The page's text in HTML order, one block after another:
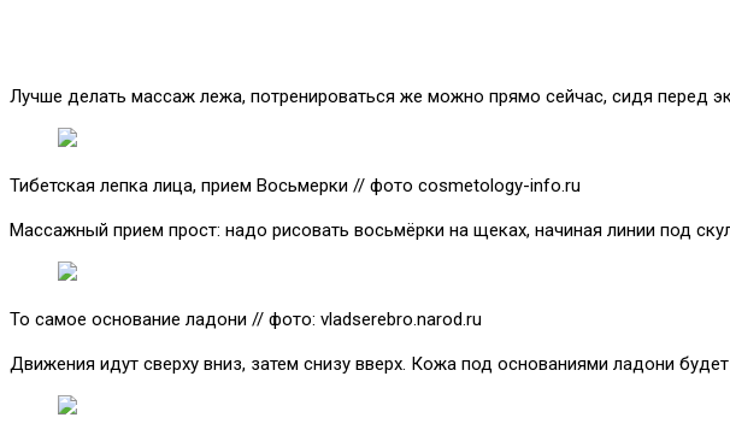
Лучше делать массаж лежа, потренироваться же можно прямо сейчас, сидя перед
Тибетская лепка лица, прием Восьмерки // фото cosmetology-info.ru
Массажный прием прост: надо рисовать восьмёрки на щеках, начиная линии под
То самое основание ладони // фото: vladserebro.narod.ru
Движения идут сверху вниз, затем снизу вверх. Кожа под основаниями ладони